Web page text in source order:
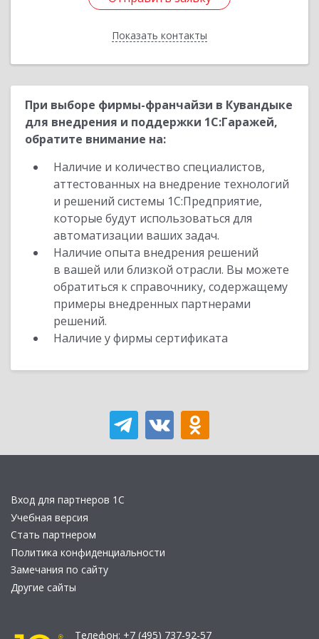
Показать контакты
Назад
При выборе фирмы-франчайзи в Кувандыке
для внедрения и поддержки 1С:Гаражей,
обратите внимание на:
Наличие и количество специалистов,
аттестованных на внедрение технологий
и решений системы 1С:Предприятие,
которые будут использоваться для
автоматизации ваших задач.
Наличие опыта внедрения решений
в вашей или близкой отрасли. Вы можете
обратиться к справочнику, содержащему
примеры внедренных партнерами
решений.
Наличие у фирмы сертификата
Вход для партнеров 1С
Учебная версия
Стать партнером
Политика конфиденциальности
Замечания по сайту
Другие сайты
Телефон: +7 (495) 737-92-57